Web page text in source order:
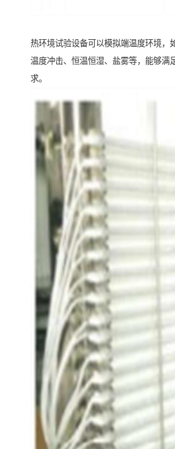
热环境试验设备可以模拟端温度环境，
温度冲击、恒温恒湿、盐雾等，能够满
求。